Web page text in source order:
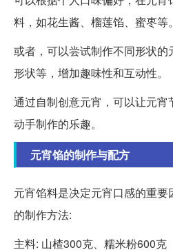
料，如花生酱、榴莲馅、蜜枣等。
或者，可以尝试制作不同形状
形状等，增加趣味性和互动性。
通过自制创意元宵，可以让元宵
动手制作的乐趣。
元宵馅的制作与配方
元宵馅料是决定元宵口感的重
的制作方法:
主料: 山楂300克、糯米粉600克